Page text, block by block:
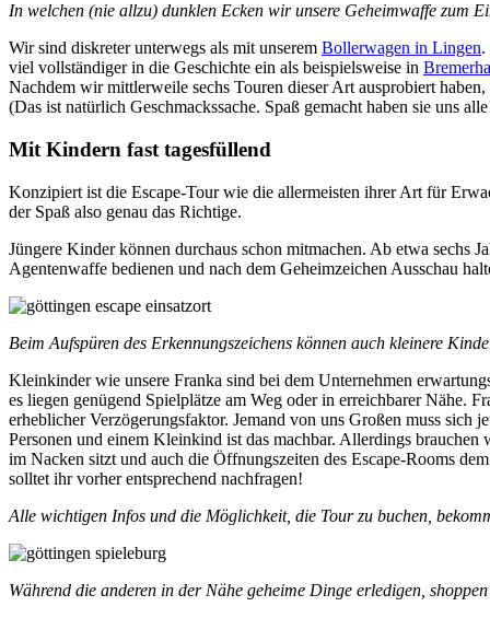
In welchen (nie allzu) dunklen Ecken wir unsere Geheimwaffe zum
Wir sind diskreter unterwegs als mit unserem Bollerwagen in Lingen.
viel vollständiger in die Geschichte ein als beispielsweise in
Nachdem wir mittlerweile sechs Touren dieser Art ausprobiert
(Das ist natürlich Geschmackssache. Spaß gemacht haben sie uns
Mit Kindern fast tagesfüllend
Konzipiert ist die Escape-Tour wie die allermeisten ihrer Art für
der Spaß also genau das Richtige.
Jüngere Kinder können durchaus schon mitmachen. Ab etwa sechs
Agentenwaffe bedienen und nach dem Geheimzeichen Ausschau
Beim Aufspüren des Erkennungszeichens können auch kleinere
Kleinkinder wie unsere Franka sind bei dem Unternehmen
es liegen genügend Spielplätze am Weg oder in erreichbarer Nähe.
erheblicher Verzögerungsfaktor. Jemand von uns Großen muss
Personen und einem Kleinkind ist das machbar. Allerdings
im Nacken sitzt und auch die Öffnungszeiten des Escape-Rooms
solltet ihr vorher entsprechend nachfragen!
Alle wichtigen Infos und die Möglichkeit, die Tour zu buchen,
Während die anderen in der Nähe geheime Dinge erledigen,